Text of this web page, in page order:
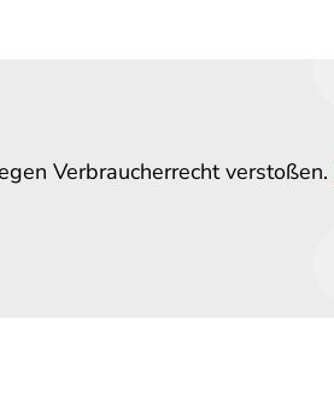
Verbraucherrecht verstoßen.